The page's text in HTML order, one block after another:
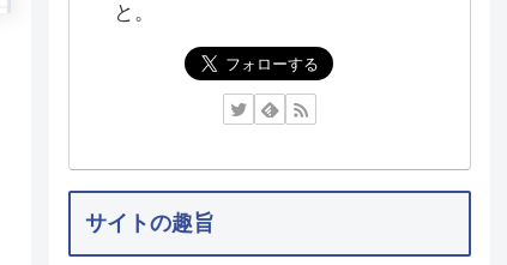
と。
サイトの趣旨